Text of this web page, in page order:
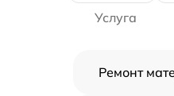
Услуга
Ремонт